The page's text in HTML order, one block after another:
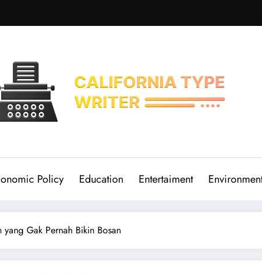
Policy Education Entertaiment
Gak Pernah Bikin Bosan